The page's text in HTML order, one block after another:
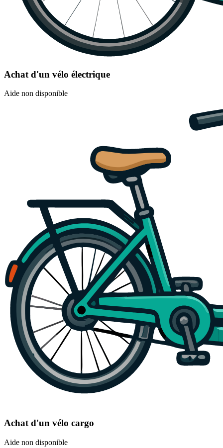
Achat d'un vélo électrique
Aide non disponible
Achat d'un vélo cargo
Aide non disponible